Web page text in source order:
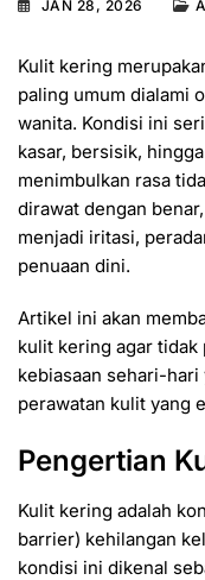
JAN 28, 2026
Kulit kering
paling umum dialami
wanita. Kondisi ini
kasar, bersisik,
menimbulkan rasa
dirawat dengan
menjadi iritasi,
penuaan dini.
Artikel ini akan
kulit kering agar
kebiasaan sehari-
perawatan kulit yang
Pengertian
Kulit kering adalah
barrier) kehilangan
kondisi ini dikenal